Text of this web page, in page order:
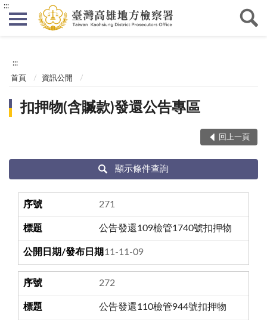
:::
:::
首頁 資訊公開
扣押物(含贓款)發還公告專區
回上一頁
顯示條件查詢
271
公告發還109檢管1740號扣押物
111-11-09
272
公告發還110檢管944號扣押物